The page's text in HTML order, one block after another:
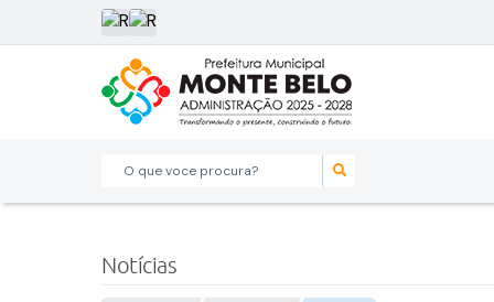
O que voce procura?
Notícias